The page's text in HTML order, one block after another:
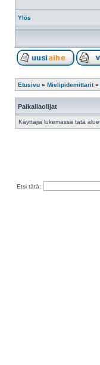
Ylös
Etusivu » Mielipidemittarit»
Paikallaolijat
Käyttäjiä lukemassa tätä
Etsi tätä: